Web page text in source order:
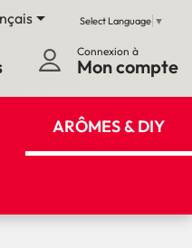
 Select Language ▼
Connexion à
Mon compte
ARÔMES & DIY